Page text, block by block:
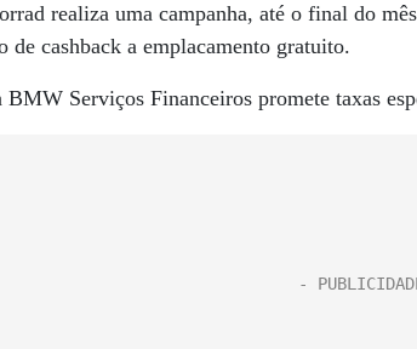
realiza uma campanha, até o final do
de cashback a emplacamento gratuito.
Serviços Financeiros promete taxas